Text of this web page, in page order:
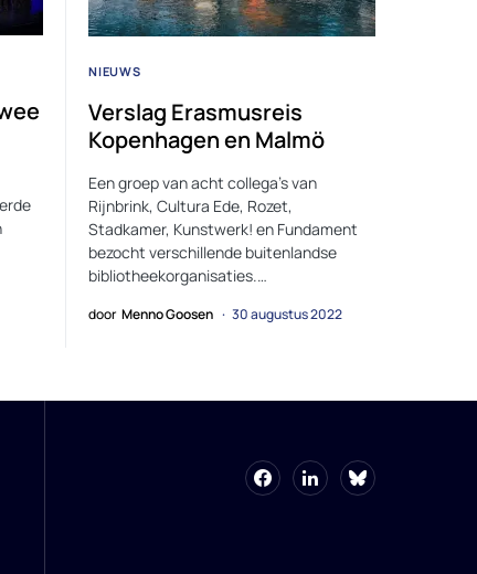
NIEUWS
Verslag Erasmusreis
Kopenhagen en Malmö
Een groep van acht collega’s van
Rijnbrink, Cultura Ede, Rozet,
Stadkamer, Kunstwerk! en Fundament
bezocht verschillende buitenlandse
bibliotheekorganisaties.…
door Menno Goosen 30 augustus 2022